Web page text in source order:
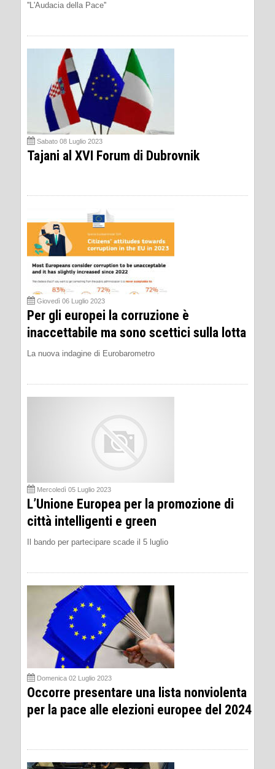
''L'Audacia della Pace''
Sabato 08 Luglio 2023
Tajani al XVI Forum di Dubrovnik
Giovedì 06 Luglio 2023
Per gli europei la corruzione è
inaccettabile ma sono scettici sulla lotta
La nuova indagine di Eurobarometro
Mercoledì 05 Luglio 2023
L’Unione Europea per la promozione di
città intelligenti e green
Il bando per partecipare scade il 5 luglio
Domenica 02 Luglio 2023
Occorre presentare una lista nonviolenta
per la pace alle elezioni europee del 2024